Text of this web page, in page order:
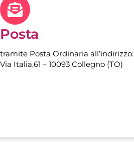
Posta
tramite Posta Ordinaria all’indirizzo:
Via Italia,61 – 10093 Collegno (TO)